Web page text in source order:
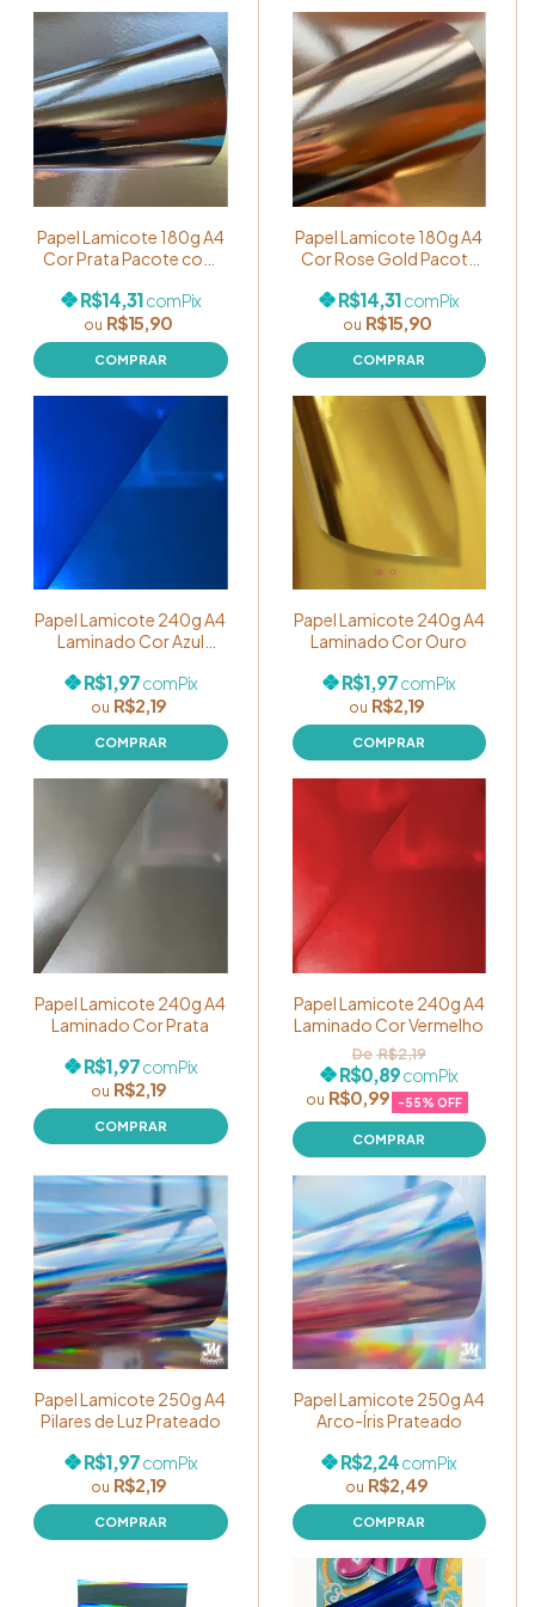
Papel Lamicote 180g A4
Cor Prata Pacote com
R$15,90
R$14,31comPix
Papel Lamicote 180g A4
Cor Rose Gold Pacote
R$15,90
R$14,31comPix
Papel Lamicote 240g A4
Laminado Cor Azul
R$2,19
R$1,97comPix
Papel Lamicote 240g A4
Laminado Cor Ouro
R$2,19
R$1,97comPix
Papel Lamicote 240g A4
Laminado Cor Prata
R$2,19
R$1,97comPix
Papel Lamicote 240g A4
Laminado Cor Vermelho
R$0,99 -55% OFF
R$2,19
R$0,89comPix
Papel Lamicote 250g A4
Pilares de Luz Prateado
R$2,19
R$1,97comPix
Papel Lamicote 250g A4
Arco-Íris Prateado
R$2,49
R$2,24comPix